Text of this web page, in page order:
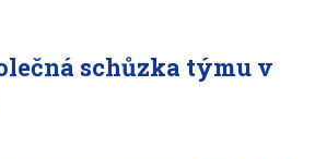
schůzka týmu v